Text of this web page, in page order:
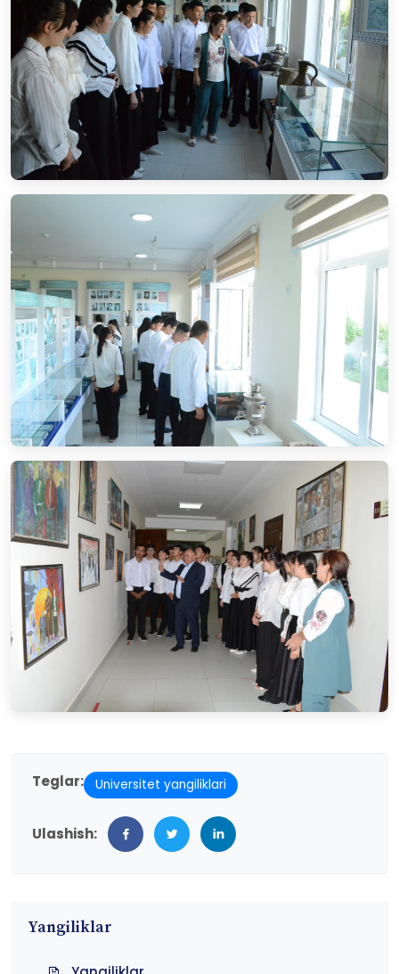
Teglar: Universitet yangiliklari
Ulashish:
Yangiliklar